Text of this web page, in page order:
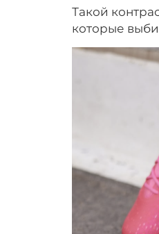
Такой
которые